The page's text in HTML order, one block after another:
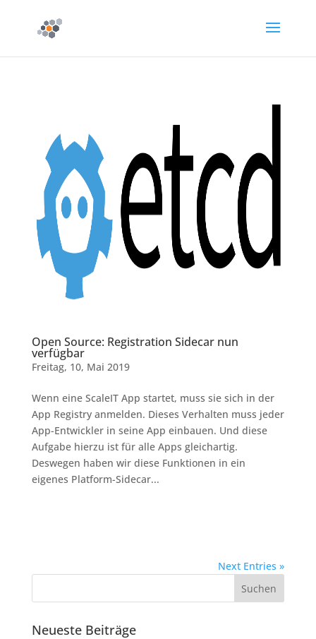
Open Source: Registration Sidecar nun
verfügbar
Freitag, 10, Mai 2019
Wenn eine ScaleIT App startet, muss sie sich in der
App Registry anmelden. Dieses Verhalten muss jeder
App-Entwickler in seine App einbauen. Und diese
Aufgabe hierzu ist für alle Apps gleichartig.
Deswegen haben wir diese Funktionen in ein
eigenes Platform-Sidecar...
Next Entries »
Neueste Beiträge